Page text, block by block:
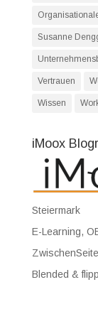
Susanne
Vertrauen
Wissen
iMoox
Steiermark
E-Learning,
Blended &